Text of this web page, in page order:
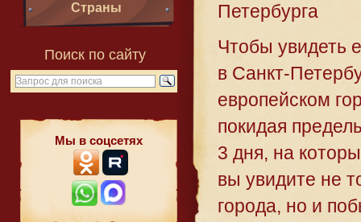
Страны
Поиск по сайту
Мы в соцсетях
Петербурга
Чтобы увидеть
в Санкт-
европейском
покидая
3 дня, на
вы увидите не
города, но и